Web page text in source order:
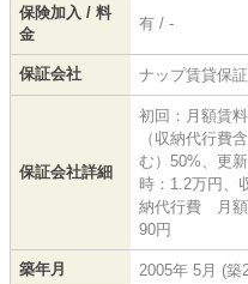
保険加入 / 料
金
有 / -
保証会社 ナップ賃貸保証
保証会社詳細
初回：月額賃料
（収納代行費含
む）50%、更新
時：1.2万円、
納代行費 月
90円
築年月 2005年 5月 (築